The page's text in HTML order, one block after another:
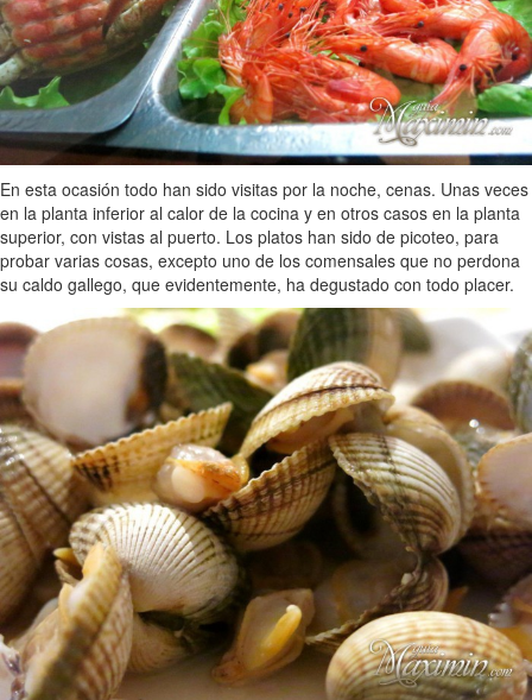
En esta ocasión todo han sido visitas por la noche, cenas. Unas veces
en la planta inferior al calor de la cocina y en otros casos en la planta
superior, con vistas al puerto. Los platos han sido de picoteo, para
probar varias cosas, excepto uno de los comensales que no perdona
su caldo gallego, que evidentemente, ha degustado con todo placer.